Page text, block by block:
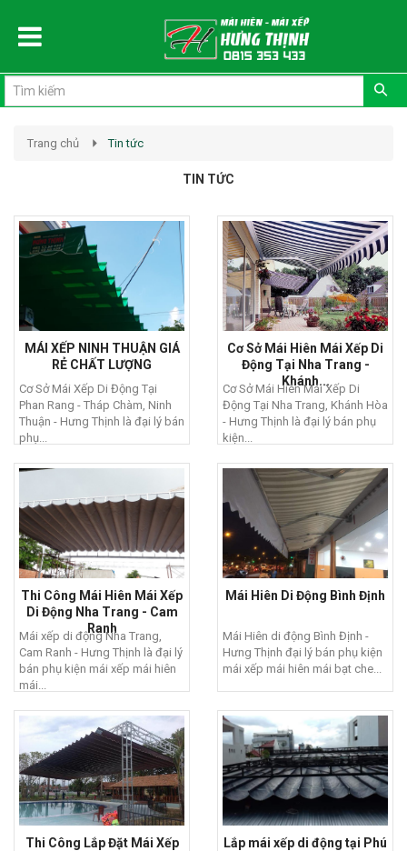
Đăng nhập
Trang chủ Tin tức
TIN TỨC
MÁI XẾP NINH THUẬN GIÁ
RẺ CHẤT LƯỢNG
Cơ Sở Mái Xếp Di Động Tại
Phan Rang - Tháp Chàm, Ninh
Thuận - Hưng Thịnh là đại lý bán
phụ...
Cơ Sở Mái Hiên Mái Xếp Di
Động Tại Nha Trang -
Khánh...
Cơ Sở Mái Hiên Mái Xếp Di
Động Tại Nha Trang, Khánh Hòa
- Hưng Thịnh là đại lý bán phụ
kiện...
Thi Công Mái Hiên Mái Xếp
Di Động Nha Trang - Cam
Ranh
Mái xếp di động Nha Trang,
Cam Ranh - Hưng Thịnh là đại lý
bán phụ kiện mái xếp mái hiên
mái...
Mái Hiên Di Động Bình Định
Mái Hiên di động Bình Định -
Hưng Thịnh đại lý bán phụ kiện
mái xếp mái hiên mái bạt che...
Thi Công Lắp Đặt Mái Xếp
Lắp mái xếp di động tại Phú